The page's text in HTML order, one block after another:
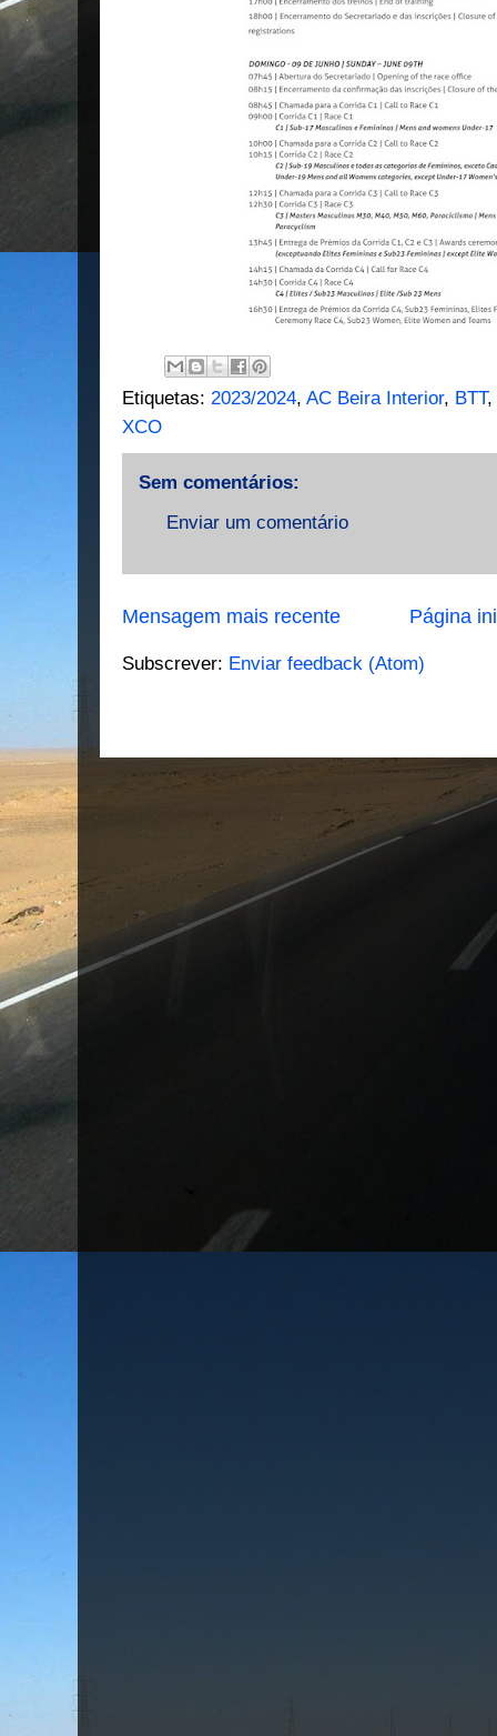
Etiquetas: 2023/2024, AC Beira Interior, BTT,
XCO
Sem comentários:
Enviar um comentário
Mensagem mais recente Página
Subscrever: Enviar feedback (Atom)